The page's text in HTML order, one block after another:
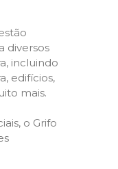
diversos
incluindo
edifícios,
mais.
o Grifo